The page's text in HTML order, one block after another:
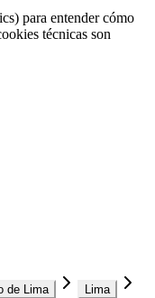
para entender cómo
técnicas son
de Lima Lima